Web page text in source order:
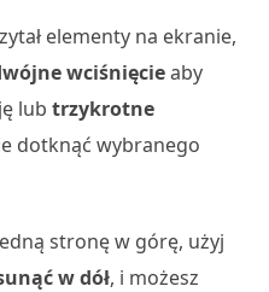
elementy na ekranie,
wciśnięcieaby
lub trzykrotne
dotknąć wybranego
stronę w górę, użyj
w dół, i możesz